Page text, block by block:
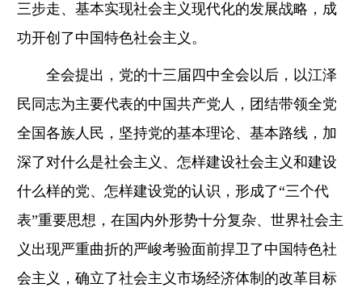
三步走、基本实现社会主义现代化的发展战略，成
功开创了中国特色社会主义。
全会提出，党的十三届四中全会以后，以江泽
民同志为主要代表的中国共产党人，团结带领全党
全国各族人民，坚持党的基本理论、基本路线，加
深了对什么是社会主义、怎样建设社会主义和建设
什么样的党、怎样建设党的认识，形成了“三个代
表”重要思想，在国内外形势十分复杂、世界社会主
义出现严重曲折的严峻考验面前捍卫了中国特色社
会主义，确立了社会主义市场经济体制的改革目标